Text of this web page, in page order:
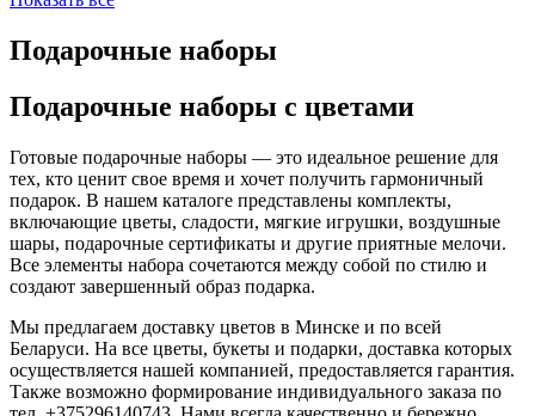
Подарочные наборы
Подарочные наборы с цветами
Готовые подарочные наборы — это идеальное решение для
тех, кто ценит свое время и хочет получить гармоничный
подарок. В нашем каталоге представлены комплекты,
включающие цветы, сладости, мягкие игрушки, воздушные
шары, подарочные сертификаты и другие приятные мелочи.
Все элементы набора сочетаются между собой по стилю и
создают завершенный образ подарка.
Мы предлагаем доставку цветов в Минске и по всей
Беларуси. На все цветы, букеты и подарки, доставка которых
осуществляется нашей компанией, предоставляется гарантия.
Также возможно формирование индивидуального заказа по